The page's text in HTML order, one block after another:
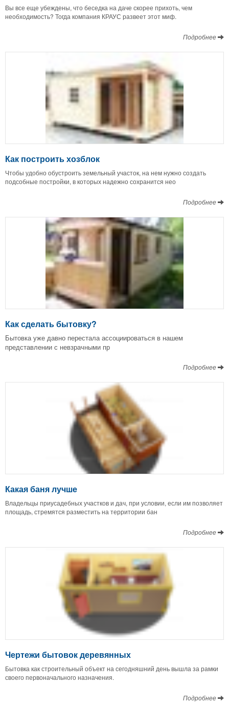
Вы все еще убеждены, что беседка на даче скорее прихоть, чем
необходимость? Тогда компания КРАУС развеет этот миф.
Подробнее
Как построить хозблок
Чтобы удобно обустроить земельный участок, на нем нужно создать
подсобные постройки, в которых надежно сохранится нео
Подробнее
Как сделать бытовку?
Бытовка уже давно перестала ассоциироваться в нашем
представлении с невзрачными пр
Подробнее
Какая баня лучше
Владельцы приусадебных участков и дач, при условии, если им позволяет
площадь, стремятся разместить на территории бан
Подробнее
Чертежи бытовок деревянных
Бытовка как строительный объект на сегодняшний день вышла за рамки
своего первоначального назначения.
Подробнее